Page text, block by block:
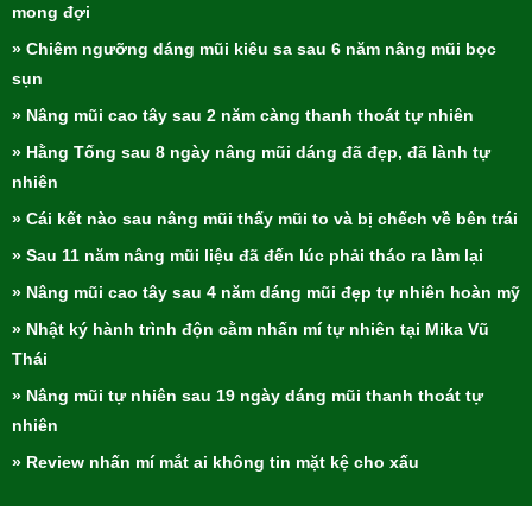
mong đợi
» Chiêm ngưỡng dáng mũi kiêu sa sau 6 năm nâng mũi bọc
sụn
» Nâng mũi cao tây sau 2 năm càng thanh thoát tự nhiên
» Hằng Tống sau 8 ngày nâng mũi dáng đã đẹp, đã lành tự
nhiên
» Cái kết nào sau nâng mũi thấy mũi to và bị chếch về bên trái
» Sau 11 năm nâng mũi liệu đã đến lúc phải tháo ra làm lại
» Nâng mũi cao tây sau 4 năm dáng mũi đẹp tự nhiên hoàn mỹ
» Nhật ký hành trình độn cằm nhấn mí tự nhiên tại Mika Vũ
Thái
» Nâng mũi tự nhiên sau 19 ngày dáng mũi thanh thoát tự
nhiên
» Review nhấn mí mắt ai không tin mặt kệ cho xấu